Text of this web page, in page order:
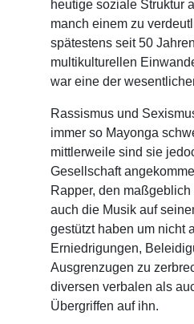
heutige soziale Struktur
manch einem zu
spätestens seit 50
multikulturellen
war eine der
Rassismus und
immer so Mayonga
mittlerweile sind sie
Gesellschaft
Rapper, den
auch die Musik auf
gestützt haben um nicht
Erniedrigungen,
Ausgrenzugen zu
diversen verbalen als
Übergriffen auf ihn.